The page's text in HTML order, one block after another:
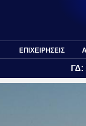
ΕΠΙΧΕΙΡΗΣΕΙΣ
ΓΔ: